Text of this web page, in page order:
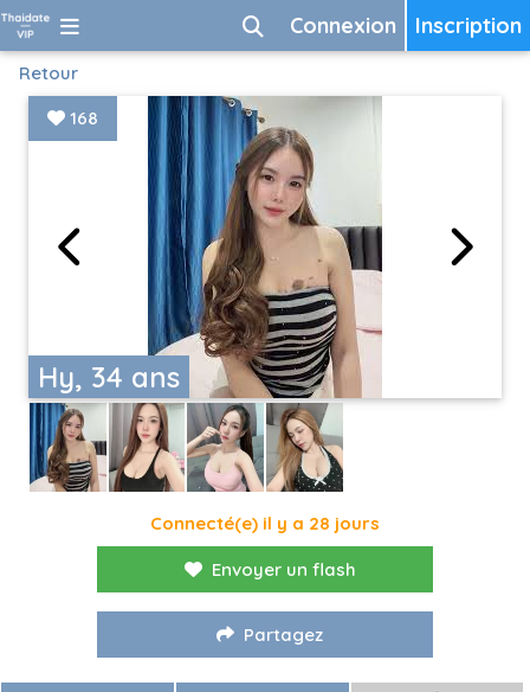
Inscription
Connexion
Retour
Hy, 34 ans
168
Connecté(e) il y a 28 jours
Envoyer un flash
Partagez